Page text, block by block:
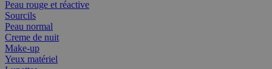
Peau rouge et réactive
Sourcils
Peau normal
Creme de nuit
Make-up
Yeux matériel